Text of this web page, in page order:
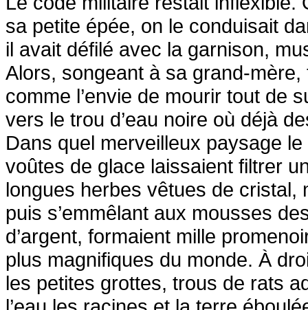
sa petite épée, on le conduisait
il avait défilé avec la garnison,
Alors, songeant à sa grand-
comme l’envie de mourir tout de
vers le trou d’eau noire où déjà
Dans quel merveilleux paysage
voûtes de glace laissaient filtrer
longues herbes vêtues de cristal,
puis s’emmêlant aux mousses
d’argent, formaient mille
plus magnifiques du monde. À
les petites grottes, trous de rats